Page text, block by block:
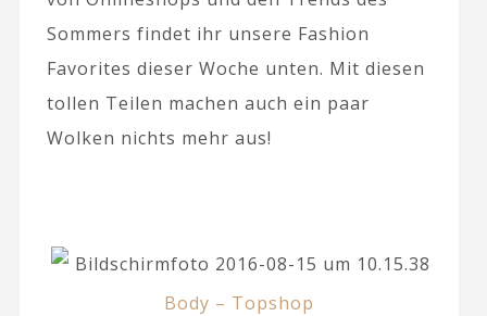
Sommers findet ihr unsere Fashion
Favorites dieser Woche unten. Mit diesen
tollen Teilen machen auch ein paar
Wolken nichts mehr aus!
Body – Topshop